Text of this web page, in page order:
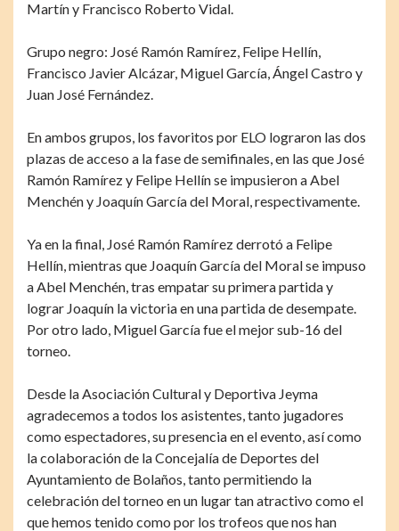
Martín y Francisco Roberto Vidal.
Grupo negro: José Ramón Ramírez, Felipe Hellín,
Francisco Javier Alcázar, Miguel García, Ángel Castro y
Juan José Fernández.
En ambos grupos, los favoritos por ELO lograron las dos
plazas de acceso a la fase de semifinales, en las que José
Ramón Ramírez y Felipe Hellín se impusieron a Abel
Menchén y Joaquín García del Moral, respectivamente.
Ya en la final, José Ramón Ramírez derrotó a Felipe
Hellín, mientras que Joaquín García del Moral se impuso
a Abel Menchén, tras empatar su primera partida y
lograr Joaquín la victoria en una partida de desempate.
Por otro lado, Miguel García fue el mejor sub-16 del
torneo.
Desde la Asociación Cultural y Deportiva Jeyma
agradecemos a todos los asistentes, tanto jugadores
como espectadores, su presencia en el evento, así como
la colaboración de la Concejalía de Deportes del
Ayuntamiento de Bolaños, tanto permitiendo la
celebración del torneo en un lugar tan atractivo como el
que hemos tenido como por los trofeos que nos han